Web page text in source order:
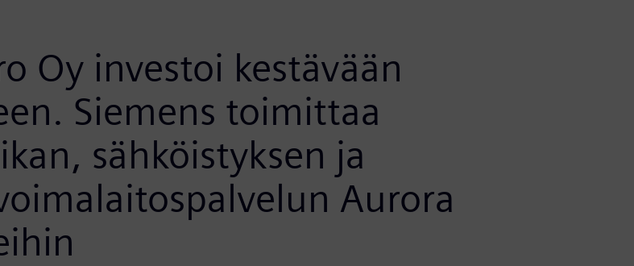
Oy investoi kestävään
Siemens toimittaa
sähköistyksen ja
Aurora